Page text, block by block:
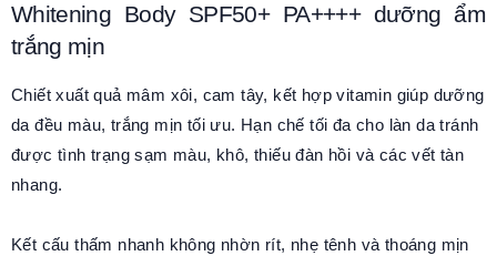
Whitening Body SPF50+ PA++++ dưỡng ẩm
trắng mịn
Chiết xuất quả mâm xôi, cam tây, kết hợp vitamin giúp dưỡng
da đều màu, trắng mịn tối ưu. Hạn chế tối đa cho làn da tránh
được tình trạng sạm màu, khô, thiếu đàn hồi và các vết tàn
nhang.
Kết cấu thấm nhanh không nhờn rít, nhẹ tênh và thoáng mịn